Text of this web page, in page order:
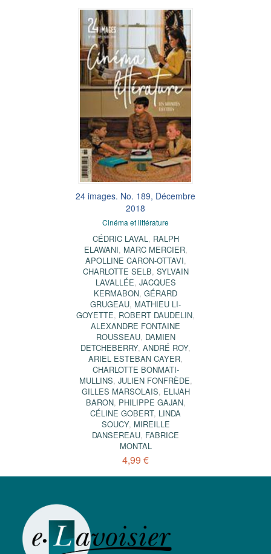
24 images. No. 189, Décembre
2018
Cinéma et littérature
CÉDRIC LAVAL, RALPH
ELAWANI, MARC MERCIER,
APOLLINE CARON-OTTAVI,
CHARLOTTE SELB, SYLVAIN
LAVALLÉE, JACQUES
KERMABON, GÉRARD
GRUGEAU, MATHIEU LI-
GOYETTE, ROBERT DAUDELIN,
ALEXANDRE FONTAINE
ROUSSEAU, DAMIEN
DETCHEBERRY, ANDRÉ ROY,
ARIEL ESTEBAN CAYER,
CHARLOTTE BONMATI-
MULLINS, JULIEN FONFRÈDE,
GILLES MARSOLAIS, ELIJAH
BARON, PHILIPPE GAJAN,
CÉLINE GOBERT, LINDA
SOUCY, MIREILLE
DANSEREAU, FABRICE
MONTAL
4,99 €